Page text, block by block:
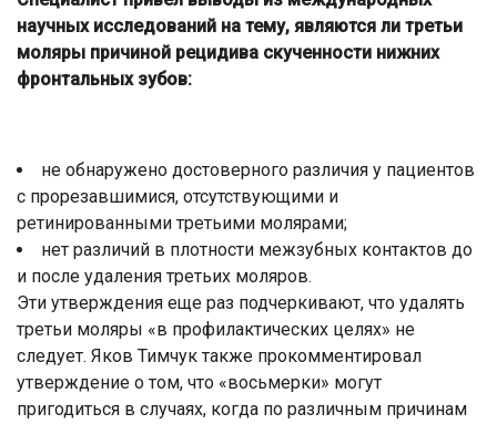
научных исследований на тему, являются ли третьи
моляры причиной рецидива скученности нижних
фронтальных зубов:
не обнаружено достоверного различия у пациентов
с прорезавшимися, отсутствующими и
ретинированными третьими молярами;
нет различий в плотности межзубных контактов до
и после удаления третьих моляров.
Эти утверждения еще раз подчеркивают, что удалять
третьи моляры «в профилактических целях» не
следует. Яков Тимчук также прокомментировал
утверждение о том, что «восьмерки» могут
пригодиться в случаях, когда по различным причинам